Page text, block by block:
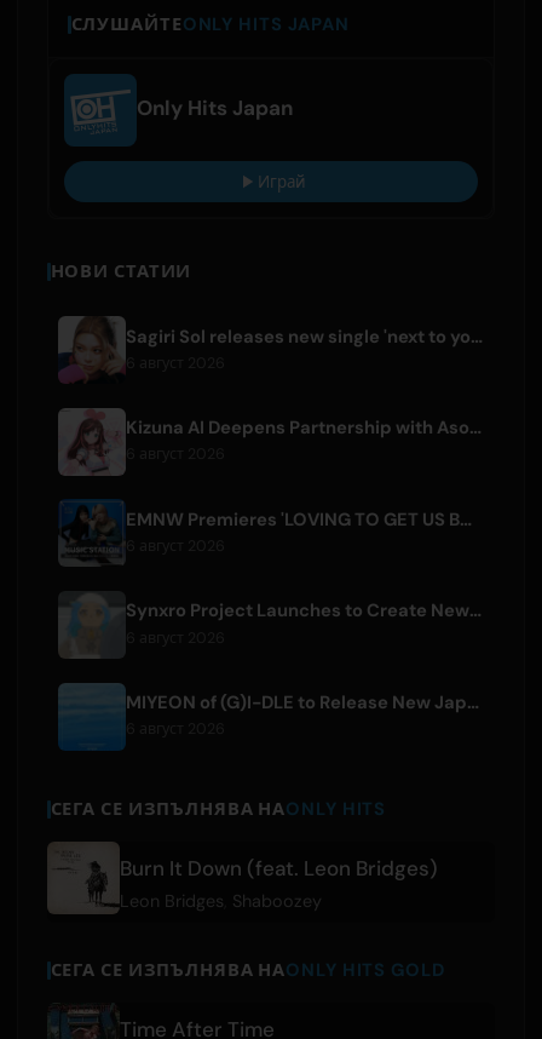
СЛУШАЙТЕONLY HITS JAPAN
Only Hits Japan
Играй
НОВИ СТАТИИ
Sagiri Sol releases new single 'next to your love' after hiatus
Kizuna AI Deepens Partnership with Asobisystem Ahead of 10th Anniversary World Tour
EMNW Premieres 'LOVING TO GET US BY' Music Video on August 7
Synxro Project Launches to Create New IP from Fictional Anime Openings
MIYEON of (G)I-DLE to Release New Japanese Digital Single 'RUN AWAY'
СЕГА СЕ ИЗПЪЛНЯВА НАONLY HITS
Burn It Down (feat. Leon Bridges)
Leon Bridges Shaboozey
СЕГА СЕ ИЗПЪЛНЯВА НАONLY HITS GOLD
Time After Time